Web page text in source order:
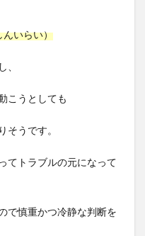
んいらい）
、
こうとしても
そうです。
てトラブルの元になって
で慎重かつ冷静な判断を